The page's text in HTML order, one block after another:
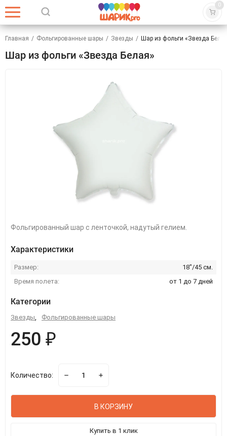
0
Главная / Фольгированные шары / Звезды / Шар из фольги «Звезда
Шар из фольги «Звезда Белая»
Фольгированный шар с ленточкой, надутый гелием.
Характеристики
Размер:
18"/45 см.
Время полета:
от 1 до 7 дней
Категории
Звезды, Фольгированные шары
250 ₽
Количество:
В КОРЗИНУ
Купить в 1 клик